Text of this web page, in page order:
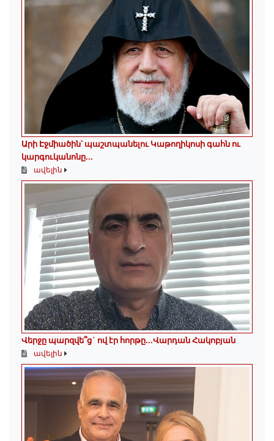
Արի Էջմիածին՝ պաշտպանելու Կաթողիկոսի գահն ու
կարգուկանոնը...
ավելին
Վերջը պարզվե՞ց` ով էր հորթը...Վարդան Հակոբյան
ավելին